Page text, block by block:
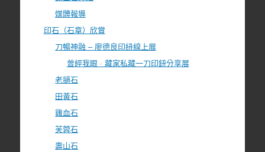
媒體報導
印石（石章）欣賞
刀暢神融 – 廖德良印紐線上展
曾經我眼 · 藏家私藏一刀印鈕分享展
老撾石
田黃石
雞血石
芙蓉石
壽山石